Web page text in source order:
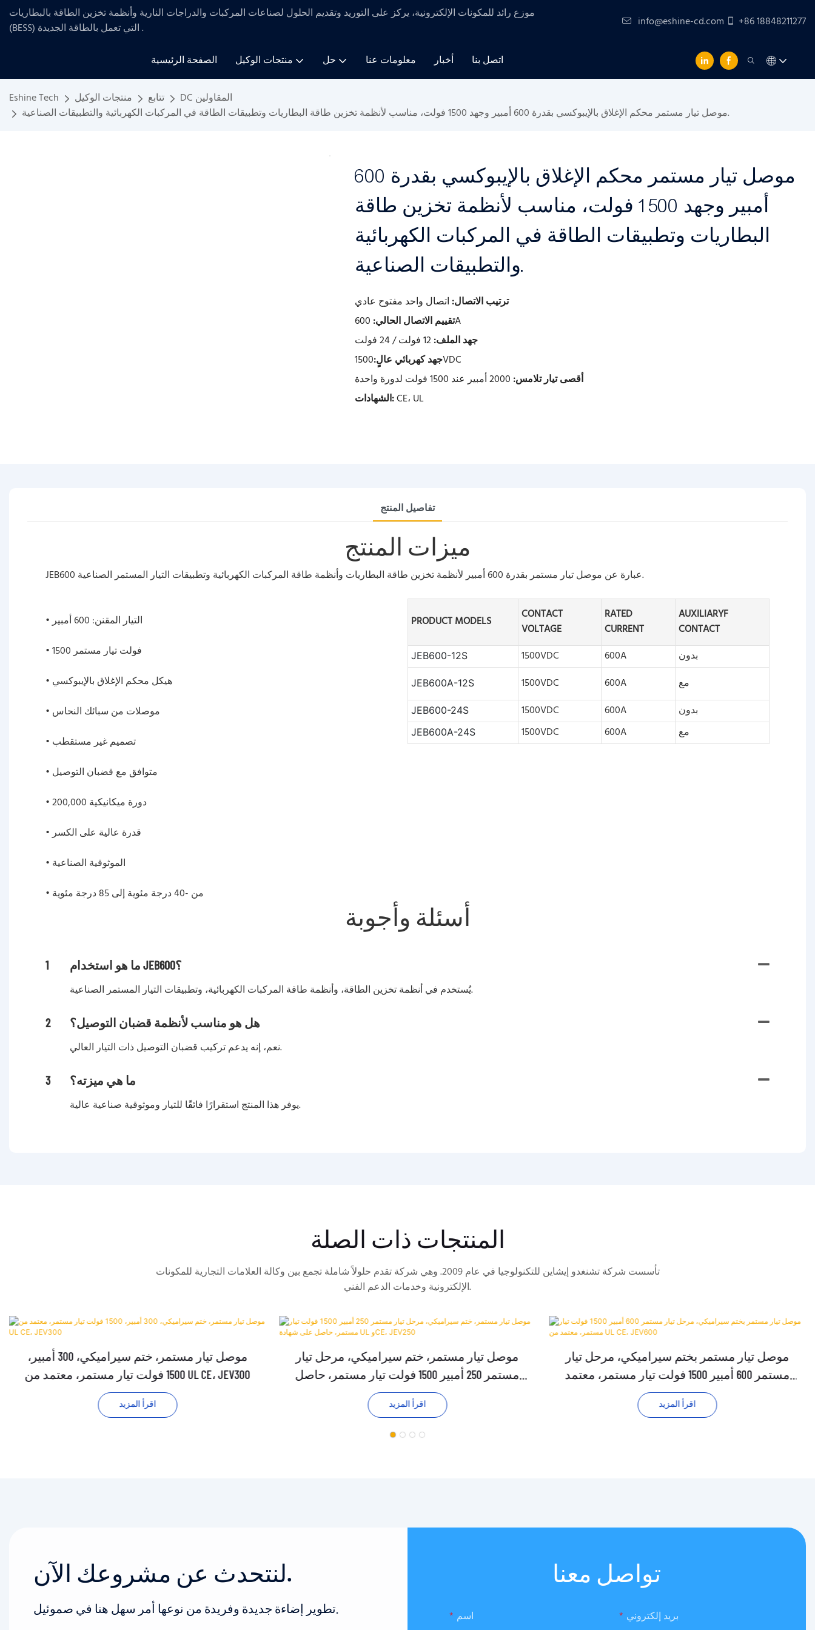
موزع رائد للمكونات الإلكترونية، يركز على التوريد وتقديم الحلول لصناعات المركبات والدراجات النارية وأنظمة تخزين الطاقة بالبطاريات
. info@eshine-cd.com +86 18848211277
الصفحة الرئيسية منتجات الوكيل حل معلومات عنا أخبار اتصل بنا
Eshine Tech منتجات الوكيل تتابع
DC المقاولين
موصل تيار مستمر محكم الإغلاق بالإيبوكسي بقدرة 600 أمبير وجهد 1500 فولت، مناسب لأنظمة تخزين طاقة البطاريات وتطبيقات الطاقة في المركبات الكهربائية والتطبيقات الصناعية.
موصل تيار مستمر محكم الإغلاق بالإيبوكسي بقدرة 600
أمبير وجهد 1500 فولت، مناسب لأنظمة تخزين طاقة
البطاريات وتطبيقات الطاقة في المركبات الكهربائية
والتطبيقات الصناعية.
ترتيب الاتصال: اتصال واحد مفتوح عادي
تقييم الاتصال الحالي:600A
جهد الملف:
جهد كهربائي عالٍ:1500VDC
أقصى تيار تلامس:
الشهادات:CE، UL
تفاصيل المنتج
ميزات المنتج
JEB600 عبارة عن موصل تيار مستمر بقدرة 600 أمبير لأنظمة تخزين طاقة البطاريات وأنظمة طاقة المركبات الكهربائية وتطبيقات التيار المستمر الصناعية.
• التيار المقنن: 600 أمبير
• 1500 فولت تيار مستمر
• هيكل محكم الإغلاق بالإيبوكسي
• موصلات من سبائك النحاس
• تصميم غير مستقطب
• متوافق مع قضبان التوصيل
• 200,000 دورة ميكانيكية
• قدرة عالية على الكسر
• الموثوقية الصناعية
• من -40 درجة مئوية إلى 85 درجة مئوية
PRODUCT MODELS
CONTACT
VOLTAGE
RATED
CURRENT
AUXILIARYF
CONTACT
JEB600-12S 1500VDC 600A بدون
JEB600A-12S 1500VDC 600A مع
JEB600-24S 1500VDC 600A بدون
JEB600A-24S 1500VDC 600A مع
أسئلة وأجوبة
1 ما هو استخدام JEB600؟
يُستخدم في أنظمة تخزين الطاقة، وأنظمة طاقة المركبات الكهربائية، وتطبيقات التيار المستمر الصناعية.
2 هل هو مناسب لأنظمة قضبان التوصيل؟
نعم، إنه يدعم تركيب قضبان التوصيل ذات التيار العالي.
3 ما هي ميزته؟
يوفر هذا المنتج استقرارًا فائقًا للتيار وموثوقية صناعية عالية.
المنتجات ذات الصلة
تأسست شركة تشنغدو إيشاين للتكنولوجيا في عام 2009. وهي شركة تقدم حلولاً شاملة تجمع بين وكالة العلامات التجارية للمكونات
الإلكترونية وخدمات الدعم الفني.
موصل تيار مستمر، ختم سيراميكي، 300 أمبير،
1500 فولت تيار مستمر، معتمد من UL CE، JEV300
اقرأ المزيد
موصل تيار مستمر، ختم سيراميكي، مرحل تيار
مستمر 250 أمبير 1500 فولت تيار مستمر، حاصل
على شهادة UL وCE، JEV250
اقرأ المزيد
موصل تيار مستمر بختم سيراميكي، مرحل تيار
مستمر 600 أمبير 1500 فولت تيار مستمر، معتمد
من UL CE، JEV600
اقرأ المزيد
لنتحدث عن مشروعك الآن. تواصل معنا
اسم بريد إلكتروني